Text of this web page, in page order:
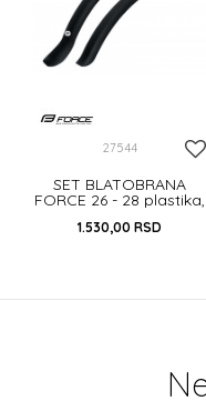
27544
SET BLATOBRANA
FORCE 26 - 28 plastika,
1.530,00 RSD